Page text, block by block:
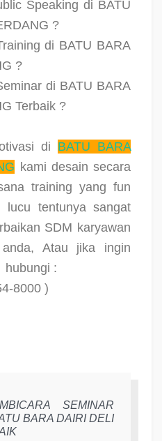
Speaking di BATU
?
di BATU BARA
?
di BATU BARA
Terbaik ?
di BATU BARA
kami desain secara
training yang fun
lucu tentunya sangat
SDM karyawan
anda, Atau jika ingin
hubungi :
8000 )
SEMINAR
BARA DAIRI DELI